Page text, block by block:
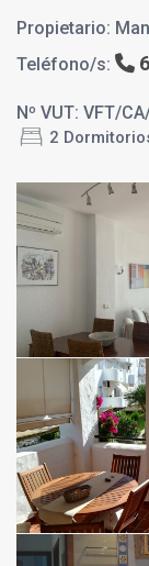
Propietario:
Teléfono/s:
Nº VUT: VFT/
2